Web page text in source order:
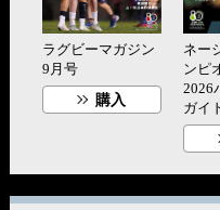
ラグビーマガジン
9月号
購入
ネー
ンピ
2026
ガイ